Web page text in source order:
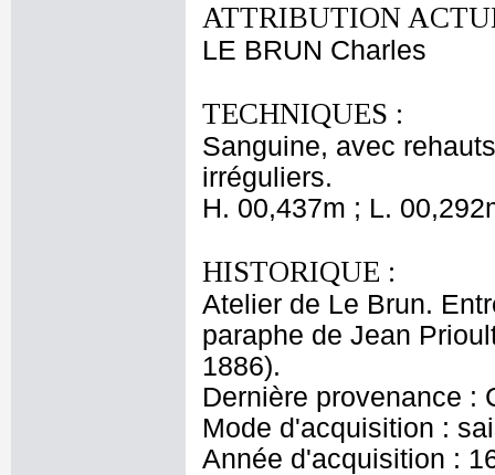
ATTRIBUTION
LE BRUN Charles
TECHNIQUES :
Sanguine, avec
irréguliers.
H. 00,437m ; L.
HISTORIQUE :
Atelier de Le Brun.
paraphe de Jean
1886).
Dernière provenance :
Mode d'acquisition :
Année d'acquisition :